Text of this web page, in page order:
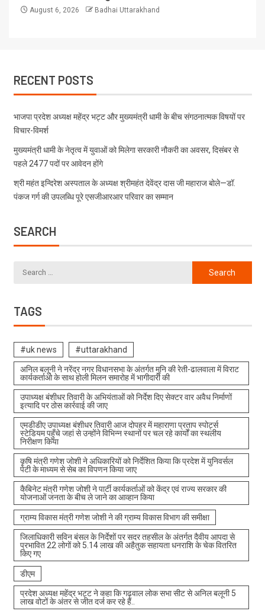
August 6, 2026 Badhai Uttarakhand
RECENT POSTS
भाजपा प्रदेश अध्यक्ष महेंद्र भट्ट और मुख्यमंत्री धामी के बीच संगठनात्मक विषयों पर
विचार-विमर्श
मुख्यमंत्री धामी के नेतृत्व में युवाओं को मिलेगा सरकारी नौकरी का अवसर, दिसंबर से
पहले 2477 पदों पर आवेदन होंगे
श्री महंत इन्दिरेश अस्पताल के अध्यक्ष श्रीमहंत देवेंद्र दास जी महाराज बोले—डॉ.
पंकज गर्ग की उपलब्धि पूरे एसजीआरआर परिवार का सम्मान
SEARCH
TAGS
#uk news #uttarakhand
अनिल बलूनी ने नरेंद्र नगर विधानसभा के अंतर्गत मुनि की रेती-ढालवाला में विराट
कार्यकर्ताओ के साथ होली मिलन समारोह में भागीदारी की
उपाध्यक्ष बंशीधर तिवारी के अभियंताओं को निर्देश दिए सेक्टर वार अवैध निर्माणों
इत्यादि पर ठोस कार्रवाई की जाए
एमडीडीए उपाध्यक्ष बंशीधर तिवारी आज दोपहर में महाराणा प्रताप स्पोर्ट्स
स्टेडियम पहुँचे जहां से उन्होंने विभिन्न स्थानों पर चल रहे कार्यों का स्थलीय
निरीक्षण किया
कृषि मंत्री गणेश जोशी ने अधिकारियों को निर्देशित किया कि प्रदेश में युनिवर्सल
पेटी के माध्यम से सेब का विपणन किया जाए
कैबिनेट मंत्री गणेश जोशी ने पार्टी कार्यकर्ताओं को केंद्र एवं राज्य सरकार की
योजनाओं जनता के बीच ले जाने का आव्हान किया
ग्राम्य विकास मंत्री गणेश जोशी ने की ग्राम्य विकास विभाग की समीक्षा
जिलाधिकारी सविन बंसल के निर्देशों पर सदर तहसील के अंतर्गत दैवीय आपदा से
प्रभावित 22 लोगों को 5.14 लाख की अहैतुक सहायता धनराशि के चेक वितरित
किए गए
डीएम
प्रदेश अध्यक्ष महेंद्र भट्ट ने कहा कि गढ़वाल लोक सभा सीट से अनिल बलूनी 5
लाख वोटों के अंतर से जीत दर्ज कर रहे हैं..